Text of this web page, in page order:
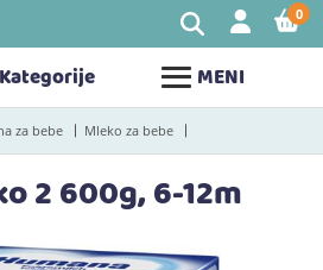
Kategorije MENI
0
za bebe Mleko za bebe
2 600g, 6-12m